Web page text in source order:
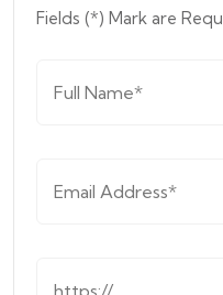
Fields (*) Mark are